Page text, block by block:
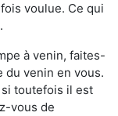
voulue. Ce qui
à venin, faites-
venin en vous.
si toutefois il est
vous de